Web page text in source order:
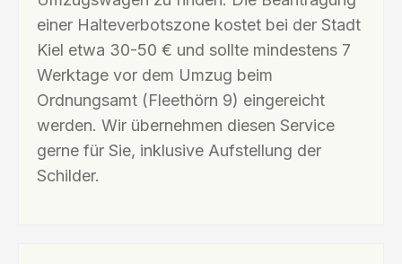
einer Halteverbotszone kostet bei der Stadt
Kiel etwa 30-50 € und sollte mindestens 7
Werktage vor dem Umzug beim
Ordnungsamt (Fleethörn 9) eingereicht
werden. Wir übernehmen diesen Service
gerne für Sie, inklusive Aufstellung der
Schilder.